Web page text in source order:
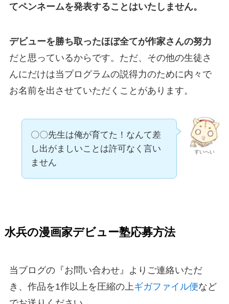
てペンネームを発表することはいたしません。
デビューを勝ち取ったほぼ全てが作家さんの努力
だと思っているからです。ただ、その他の生徒さ
んにだけは当プログラムの説得力のために内々で
お名前を出させていただくことがあります。
すいへい
〇〇先生は俺が育てた！なんて差
し出がましいことは許可なく言い
ません
水兵の漫画家デビュー塾応募方法
当ブログの『お問い合わせ』よりご連絡いただ
き、作品を1作以上を圧縮の上ギガファイル便など